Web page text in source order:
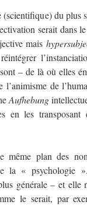
du plus
serait dans
mais
– de là où elles
l’animisme de
Aufhebung
en les transposant
plan des
la « psychologie
générale – et elle
le serait, par